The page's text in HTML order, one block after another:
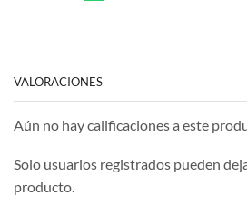
VALORACIONES
Aún no hay calificaciones a este
Solo usuarios registrados pueden
producto.